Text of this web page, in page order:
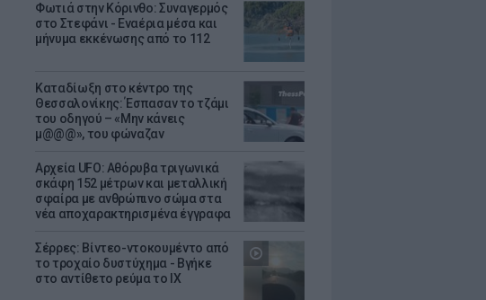
Φωτιά στην Κόρινθο: Συναγερμός
στο Στεφάνι - Εναέρια μέσα και
μήνυμα εκκένωσης από το 112
Καταδίωξη στο κέντρο της
Θεσσαλονίκης: Έσπασαν το τζάμι
του οδηγού – «Μην κάνεις
μ@@@», του φώναζαν
Αρχεία UFO: Αθόρυβα τριγωνικά
σκάφη 152 μέτρων και μεταλλική
σφαίρα με ανθρώπινο σώμα στα
νέα αποχαρακτηρισμένα έγγραφα
Σέρρες: Βίντεο-ντοκουμέντο από
το τροχαίο δυστύχημα - Βγήκε
στο αντίθετο ρεύμα το ΙΧ